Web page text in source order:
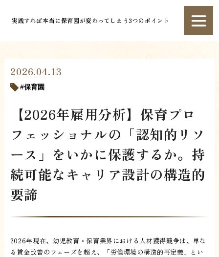
実践すれば本当に保育園が変わってしまう3つのポイント
2026.04.13
保育園
【2026年雇用分析】保育プロ
フェッショナルの「認知的リソ
ース」をいかに保護するか。持
続可能なキャリア設計の構造的
要諦
2026年現在、幼児教育・保育業界における人材獲得競争は、単な
る賃金改善のフェーズを超え、「労働環境の構造的再定義」とい